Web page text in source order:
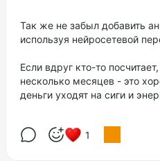
Так же не забыл добавить
используя нейросетевой
Если вдруг кто-то
несколько месяцев - это
деньги уходят на сиги и
1